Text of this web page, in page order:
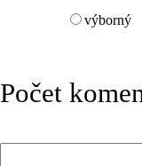
výborný
Počet